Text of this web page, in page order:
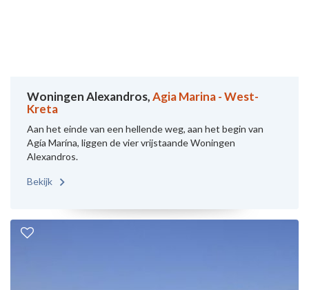
Woningen Alexandros,Agia Marina - West-
Kreta
Aan het einde van een hellende weg, aan het begin van
Agía Marína, liggen de vier vrijstaande Woningen
Alexandros.
Bekijk